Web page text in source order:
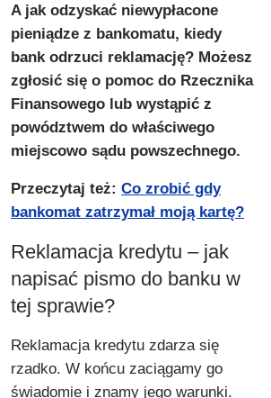
A jak odzyskać niewypłacone
pieniądze z bankomatu, kiedy
bank odrzuci reklamację? Możesz
zgłosić się o pomoc do Rzecznika
Finansowego lub wystąpić z
powództwem do właściwego
miejscowo sądu powszechnego.
Przeczytaj też: Co zrobić gdy
bankomat zatrzymał moją kartę?
Reklamacja kredytu – jak
napisać pismo do banku w
tej sprawie?
Reklamacja kredytu zdarza się
rzadko. W końcu zaciągamy go
świadomie i znamy jego warunki.